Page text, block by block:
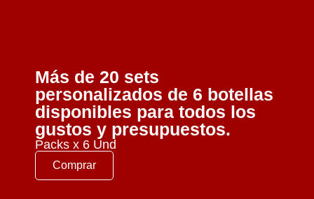
Más de 20 sets
personalizados de 6 botellas
disponibles para todos los
gustos y presupuestos.
Packs x 6 Und
Comprar